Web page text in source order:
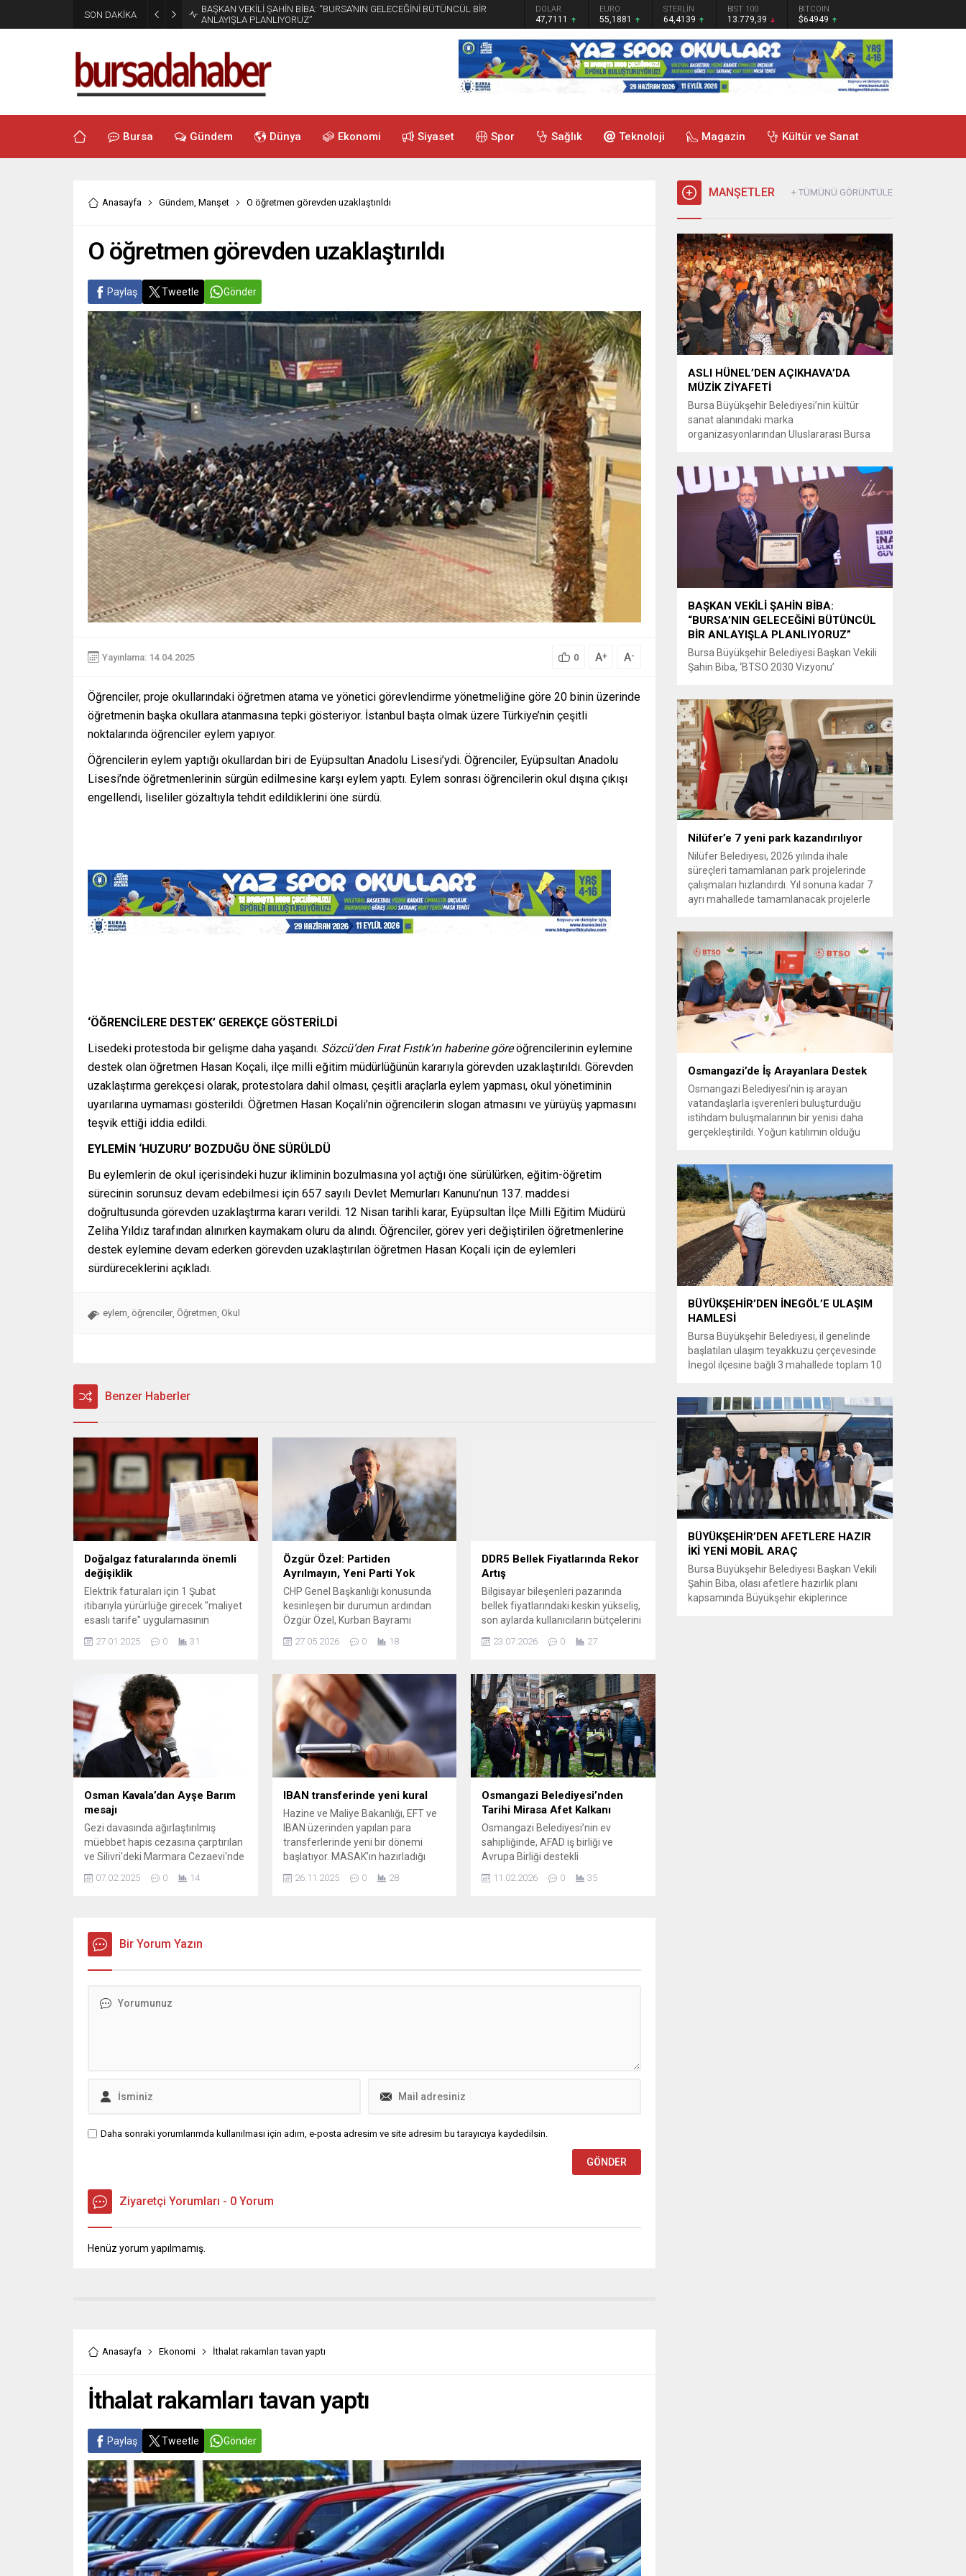
SON DAKİKA
BAŞKAN VEKİLİ ŞAHİN BİBA: “BURSA’NIN GELECEĞİNİ BÜTÜNCÜL BİR
ANLAYIŞLA PLANLIYORUZ”
GRAM ALTIN DOLAR
47,7111
EURO
55,1881
STERLİN
64,4139
BIST 100
13.779,39
BITCOIN
$64949
Bursa Gündem Dünya Ekonomi Siyaset Spor Sağlık Teknoloji Magazin Kültür ve Sanat
Anasayfa Gündem, Manşet O öğretmen görevden uzaklaştırıldı
O öğretmen görevden uzaklaştırıldı
Paylaş Tweetle Gönder
Yayınlama: 14.04.2025 0 A+ A-
Öğrenciler, proje okullarındaki öğretmen atama ve yönetici görevlendirme yönetmeliğine göre 20 binin üzerinde
öğretmenin başka okullara atanmasına tepki gösteriyor. İstanbul başta olmak üzere Türkiye’nin çeşitli
noktalarında öğrenciler eylem yapıyor.
Öğrencilerin eylem yaptığı okullardan biri de Eyüpsultan Anadolu Lisesi’ydi. Öğrenciler, Eyüpsultan Anadolu
Lisesi’nde öğretmenlerinin sürgün edilmesine karşı eylem yaptı. Eylem sonrası öğrencilerin okul dışına çıkışı
engellendi, liseliler gözaltıyla tehdit edildiklerini öne sürdü.
‘ÖĞRENCİLERE DESTEK’ GEREKÇE GÖSTERİLDİ
Lisedeki protestoda bir gelişme daha yaşandı. Sözcü’den Fırat Fıstık’ın haberine göreöğrencilerinin eylemine
destek olan öğretmen Hasan Koçali, ilçe milli eğitim müdürlüğünün kararıyla görevden uzaklaştırıldı. Görevden
uzaklaştırma gerekçesi olarak, protestolara dahil olması, çeşitli araçlarla eylem yapması, okul yönetiminin
uyarılarına uymaması gösterildi. Öğretmen Hasan Koçali’nin öğrencilerin slogan atmasını ve yürüyüş yapmasını
teşvik ettiği iddia edildi.
EYLEMİN ‘HUZURU’ BOZDUĞU ÖNE SÜRÜLDÜ
Bu eylemlerin de okul içerisindeki huzur ikliminin bozulmasına yol açtığı öne sürülürken, eğitim-öğretim
sürecinin sorunsuz devam edebilmesi için 657 sayılı Devlet Memurları Kanunu’nun 137. maddesi
doğrultusunda görevden uzaklaştırma kararı verildi. 12 Nisan tarihli karar, Eyüpsultan İlçe Milli Eğitim Müdürü
Zeliha Yıldız tarafından alınırken kaymakam oluru da alındı. Öğrenciler, görev yeri değiştirilen öğretmenlerine
destek eylemine devam ederken görevden uzaklaştırılan öğretmen Hasan Koçali için de eylemleri
sürdüreceklerini açıkladı.
eylem öğrenciler Öğretmen Okul
Benzer Haberler
Doğalgaz faturalarında önemli
değişiklik
Elektrik faturaları için 1 Şubat
itibarıyla yürürlüğe girecek "maliyet
esaslı tarife" uygulamasının
doğalgaz faturalarını da
genişletilmesine karar verildi.
Doğalgaz kullanımında 'kademeli
tarife' çalışmalarına başlayan
bakanlık, belirlenen miktarı geçen
doğalgaz abonelerinden çok daha
yüksek tutarlarda fatura tahsil
edecek.
27.01.2025 0 31
Özgür Özel: Partiden
Ayrılmayın, Yeni Parti Yok
CHP Genel Başkanlığı konusunda
kesinleşen bir durumun ardından
Özgür Özel, Kurban Bayramı
ve Hatuniye Camii çıkışında
basın mensuplarına yöneltilen
sorulara yanıt verirken hem parti içi
tartışmalara değindi hem de
spekülasyonları yanıtladı. Özel,
partideki mevcut gerilimlere ilişkin
olarak “Kimse partisinden
ayrılmasın, istifa etmesin”
çağrısında...
27.05.2026 0 18
DDR5 Bellek Fiyatlarında Rekor
Artış
Bilgisayar bileşenleri pazarında
bellek fiyatlarındaki keskin yükseliş,
son aylarda kullanıcıların bütçelerini
kitlerindeki zam dalgası, Temmuz
ulaşırken, genel bellek maliyetleri
geçmiş yılın aynı dönemine göre
dramatik biçimde arttı. 3D Center
raporuna göre, bellek fiyatları
Temmuz 2025 ile karşılaştırıldığında
ortalama...
23.07.2026 0 27
Osman Kavala’dan Ayşe Barım
mesajı
Gezi davasında ağırlaştırılmış
müebbet hapis cezasına çarptırılan
ve Silivri'deki Marmara Cezaevi'nde
tutulan iş insanı Osman Kavala,
menajer ID Danışmanlık Limited
bir açıklama yaptı.
07.02.2025 0 14
IBAN transferinde yeni kural
Hazine ve Maliye Bakanlığı, EFT ve
IBAN üzerinden yapılan para
transferlerinde yeni bir dönemi
başlatıyor. MASAK’ın hazırladığı
düzenlemeyle yüksek tutarlı
işlemlerde beyan şartı geliyor. 1
26.11.2025 0 28
Osmangazi Belediyesi’nden
Tarihi Mirasa Afet Kalkanı
Osmangazi Belediyesi’nin ev
sahipliğinde, AFAD iş birliği ve
Avrupa Birliği destekli
PROCULTHER-NET 2 Projesi
kapsamında 30 ülkeden uzmanlar,
geçiren Osmangazi Belediyesi,
11.02.2026 0 35
Bir Yorum Yazın
Daha sonraki yorumlarımda kullanılması için adım, e-posta adresim ve site adresim bu tarayıcıya kaydedilsin.
Ziyaretçi Yorumları - 0 Yorum
Henüz yorum yapılmamış.
Anasayfa Ekonomi İthalat rakamları tavan yaptı
İthalat rakamları tavan yaptı
Paylaş Tweetle Gönder
MANŞETLER + TÜMÜNÜ GÖRÜNTÜLE
ASLI HÜNEL’DEN AÇIKHAVA’DA
MÜZİK ZİYAFETİ
Bursa Büyükşehir Belediyesi’nin kültür
sanat alanındaki marka
organizasyonlarından Uluslararası Bursa
Büyükşehir Belediyesi adına Bursa Kültür
Sanat ve Turizm Vakfı (BKSTV) tarafından
bu yıl 64’üncüsü düzenlenen Uluslararası
Bursa Festivali, sevilen sanatçı Aslı Hünel’i
müzikseverlerle buluşturdu. Uludağ İçecek
ana sponsorluğunda düzenlenen...
BAŞKAN VEKİLİ ŞAHİN BİBA:
“BURSA’NIN GELECEĞİNİ BÜTÜNCÜL
BİR ANLAYIŞLA PLANLIYORUZ”
Bursa Büyükşehir Belediyesi Başkan Vekili
Şahin Biba, ‘BTSO 2030 Vizyonu’
programında, “Bursa’mızın ulaşım ve
turizm master planlarını vatandaşlarımızın
konforunu ve güvenliğini esas alarak
hazırlıyoruz. Çevre düzeni planı
çalışmalarımızı da şehrimizin gelecek
yıllardaki gelişimini bütüncül bir anlayışla
yönlendirecek şekilde sürdürüyoruz. KOBİ
OSB de...
Nilüfer’e 7 yeni park kazandırılıyor
Nilüfer Belediyesi, 2026 yılında ihale
süreçleri tamamlanan park projelerinde
çalışmaları hızlandırdı. Yıl sonuna kadar 7
ayrı mahallede tamamlanacak projelerle
Belediyesi, ilçe genelinde kişi başına düşen
yeşil alan miktarını artırmak ve
vatandaşlara yeni yaşam alanları sunmak
amacıyla yürüttüğü park çalışmalarını
sürdürüyor....
Osmangazi’de İş Arayanlara Destek
Osmangazi Belediyesi’nin iş arayan
vatandaşlarla işverenleri buluşturduğu
istihdam buluşmalarının bir yenisi daha
gerçekleştirildi. Yoğun katılımın olduğu
değerlendirmelerin ardından iş sahibi oldu.
Osmangazi Belediyesi’nin, Bursa Ticaret
ve Sanayi Odası (BTSO) ve İŞKUR iş
birliğiyle yıl boyunca sürdürdüğü istihdam
buluşmaları yoğun ilgi görmeye devam...
BÜYÜKŞEHİR’DEN İNEGÖL’E ULAŞIM
HAMLESİ
Bursa Büyükşehir Belediyesi, il genelinde
başlatılan ulaşım teyakkuzu çerçevesinde
İnegöl ilçesine bağlı 3 mahallede toplam 10
Biba başkanlığında başlatılan ulaşım
seferberliği kapsamında Bursa Büyükşehir
Belediyesi Ulaşım Dairesi Başkanlığı
koordinasyonuyla 17 ilçede yol yenileme
çalışmalarına hız verildi. Başkan Vekili
Biba’nın göreve...
BÜYÜKŞEHİR’DEN AFETLERE HAZIR
İKİ YENİ MOBİL ARAÇ
Bursa Büyükşehir Belediyesi Başkan Vekili
Şahin Biba, olası afetlere hazırlık planı
kapsamında Büyükşehir ekiplerince